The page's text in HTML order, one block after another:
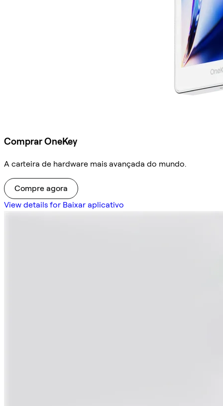
Comprar OneKey
A carteira de hardware mais avançada do mundo.
Compre agora
View details for Baixar aplicativo